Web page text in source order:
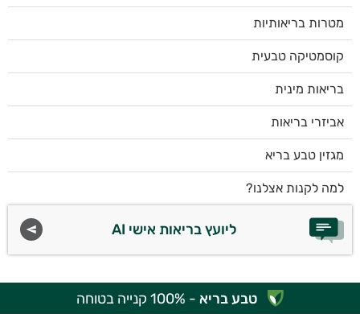
מטרות בריאותיות
קוסמטיקה טבעית
בריאות מינית
אביזרי בריאות
מגזין טבע בריא
למה לקנות אצלנו?
ליועץ בריאות אישי AI
טבע בריא - 100% קנייה בטוחה